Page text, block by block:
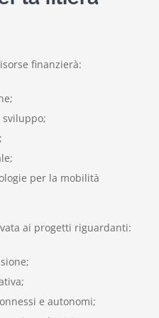
finanzierà:
per la mobilità
ai progetti riguardanti:
e autonomi;